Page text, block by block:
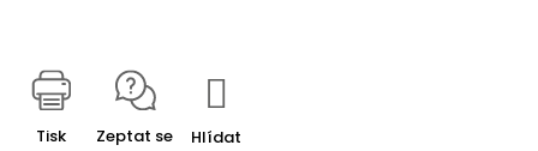
Tisk Zeptat se Hlídat